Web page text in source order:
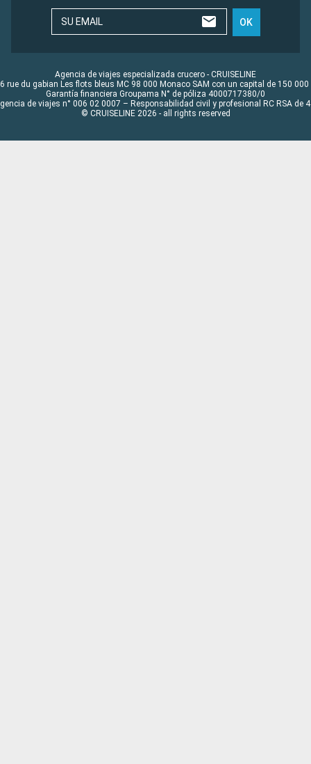
SU EMAIL OK
Agencia de viajes especializada crucero - CRUISELINE
rue du gabian Les flots bleus MC 98 000 Monaco SAM con un capital de 150 000
Garantía financiera Groupama N° de póliza 4000717380/0
de viajes n° 006 02 0007 – Responsabilidad civil y profesional RC RSA de
© CRUISELINE 2026 - all rights reserved